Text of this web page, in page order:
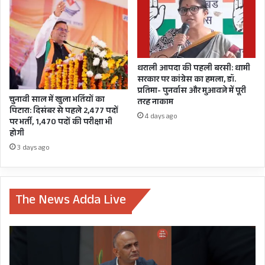
अधिकारी,
कार्मिक,
शिक्षक,
पेंशनर्स
करेंगे
CM
धामी
का
ज़ोरदार
स्वागत,
कार्मिक
महासंघ
कार्यकारी
अध्यक्ष
दीपक
जोशी
ऐलान
चुनावी साल में खुला भर्तियों का
पिटारा: दिसंबर से पहले 2,477 पदों
पर भर्ती, 1,470 पदों की परीक्षा भी
होगी
3 days ago
धराली आपदा की पहली बरसी: धामी
सरकार पर कांग्रेस का हमला, डॉ.
प्रतिमा- पुनर्वास और मुआवजे में पूरी
तरह नाकाम
4 days ago
The News Adda Live